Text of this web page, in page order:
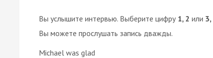
Вы услышите интервью. Выберите цифру 1, 2 или 3,
Вы можете прослушать запись дважды.
Michael was glad